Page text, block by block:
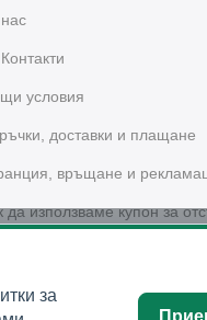
условия
доставки и плащане
връщане и
да използваме купон за
за